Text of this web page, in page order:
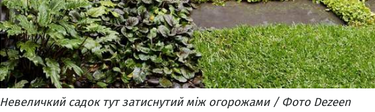
Невеличкий садок тут затиснутий між огорожами / Фото Dezeen